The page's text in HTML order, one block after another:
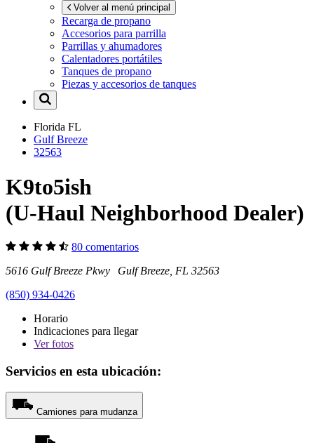
Volver al menú principal
Recarga de propano
Accesorios para parrilla
Parrillas y ahumadores
Calentadores portátiles
Tanques de propano
Piezas y accesorios de tanques
Florida FL
Gulf Breeze
32563
K9to5ish
(U-Haul Neighborhood Dealer)
80 comentarios
5616 Gulf Breeze Pkwy Gulf Breeze, FL 32563
(850) 934-0426
Horario
Indicaciones para llegar
Verfotos
Servicios en esta ubicación:
Camiones para mudanza